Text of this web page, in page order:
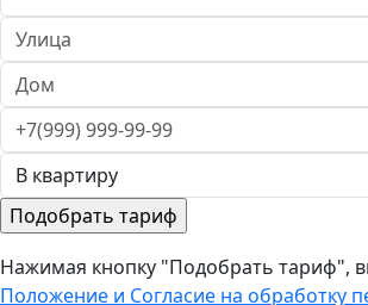
Нажимая кнопку "Подобрать тариф",
Положение и Согласие на обработку